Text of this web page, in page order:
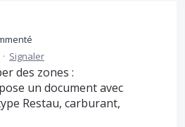
· Signaler
des zones :
un document avec
Restau, carburant,